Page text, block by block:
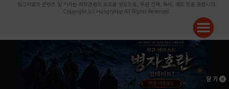
헝그리앱의 콘텐츠 및 기사는 저작권법의 보호를 받으므로, 무단 전재, 복사, 배포 등을 금합니다.
Copyright (c) HungryApp All Rights Reserved.